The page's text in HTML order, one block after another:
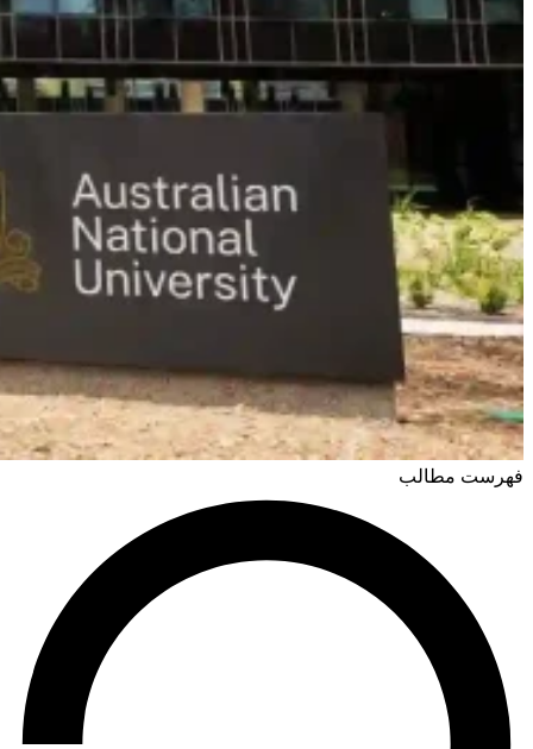
فهرست مطالب